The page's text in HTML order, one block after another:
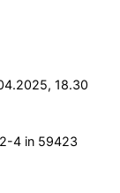
18.30
4 in 59423